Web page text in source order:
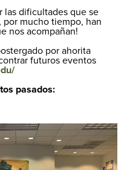
las dificultades que se
mucho tiempo, han
nos acompañan!
por ahorita
futuros eventos
pasados: